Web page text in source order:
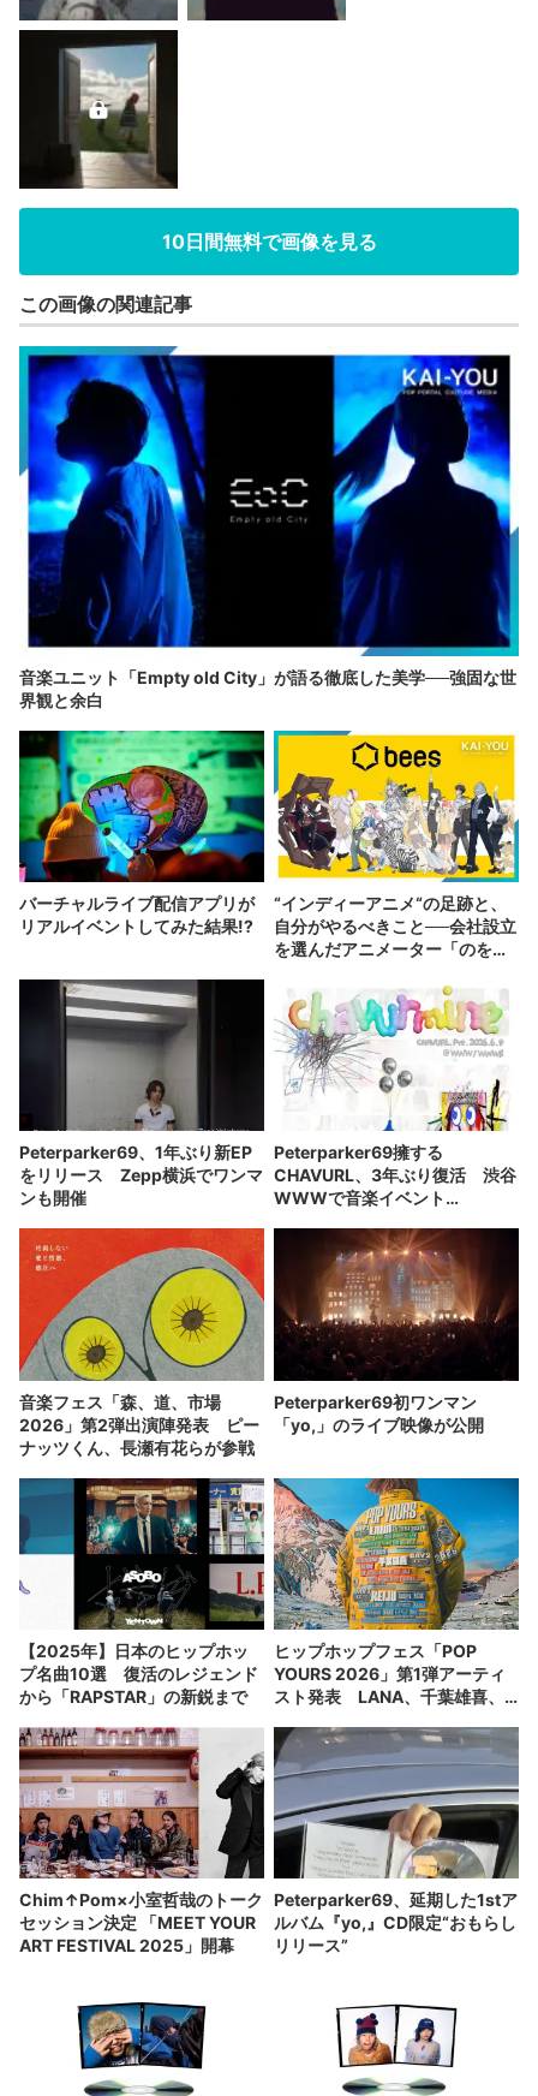
10日間無料で画像を見る
この画像の関連記事
音楽ユニット「Empty old City」が語る徹底した美学──強固な世
界観と余白
バーチャルライブ配信アプリが
リアルイベントしてみた結果!?
“インディーアニメ“の足跡と、
自分がやるべきこと──会社設立
を選んだアニメーター「のを
Peterparker69、1年ぶり新EP
をリリース Zepp横浜でワンマ
ンも開催
Peterparker69擁する
CHAVURL、3年ぶり復活 渋谷
WWWで音楽イベント
音楽フェス「森、道、市場
2026」第2弾出演陣発表 ピー
ナッツくん、長瀬有花らが参戦
Peterparker69初ワンマン
「yo,」のライブ映像が公開
【2025年】日本のヒップホッ
プ名曲10選 復活のレジェンド
から「RAPSTAR」の新鋭まで
ヒップホップフェス「POP
YOURS 2026」第1弾アーティ
スト発表 LANA、千葉雄喜、
Chim↑Pom×小室哲哉のトーク
セッション決定 「MEET YOUR
ART FESTIVAL 2025」開幕
Peterparker69、延期した1stア
ルバム『yo,』CD限定“おもらし
リリース”